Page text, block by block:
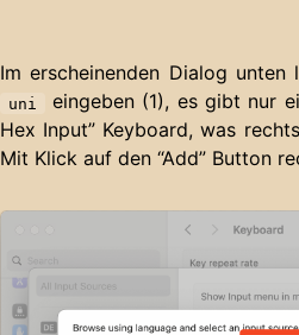
Im erscheinenden Dialog unten
uni
eingeben (1), es gibt nur
Hex Input” Keyboard, was
Mit Klick auf den “Add” Button